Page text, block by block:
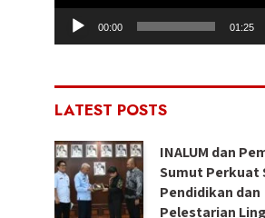
00:00 01:25
LATEST POSTS
INALUM dan
Sumut Perkuat
Pendidikan dan
Pelestarian